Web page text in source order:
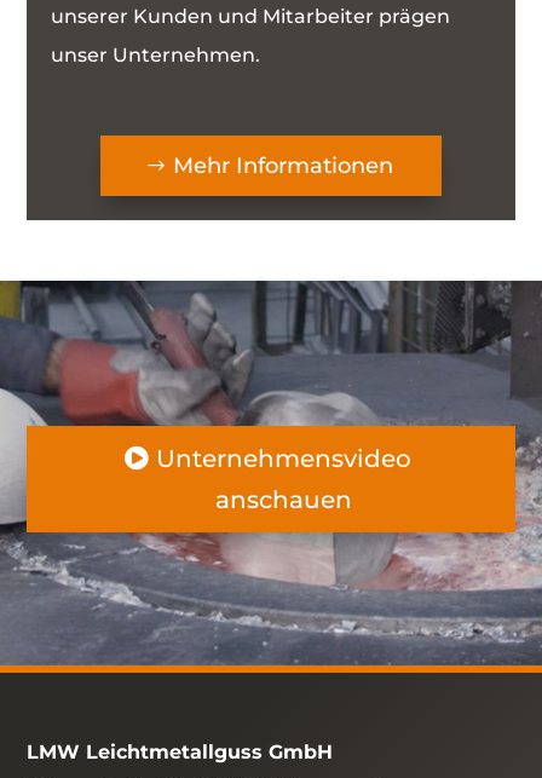
unserer Kunden und Mitarbeiter prägen
unser Unternehmen.
Mehr Informationen
Unternehmensvideo
anschauen
LMW Leichtmetallguss GmbH